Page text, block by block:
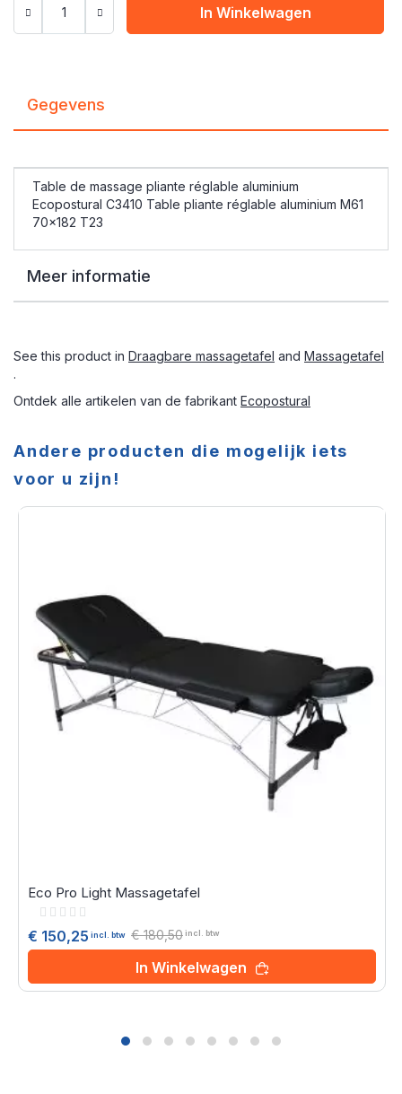
In Winkelwagen
Gegevens
Table de massage pliante réglable aluminium
Ecopostural C3410 Table pliante réglable aluminium M61
70x182 T23
Meer informatie
See this product in Draagbare massagetafel and Massagetafel
.
Ontdek alle artikelen van de fabrikant Ecopostural
Andere producten die mogelijk iets
voor u zijn!
Eco Pro Light Massagetafel
Rating:
€ 150,25 incl. btw € 180,50incl. btw
In Winkelwagen